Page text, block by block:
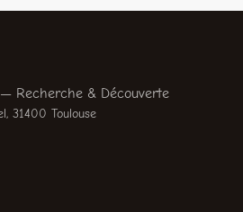
— Recherche & Découverte
31400 Toulouse